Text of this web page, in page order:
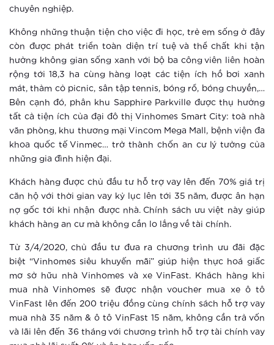
chuyên nghiệp.
Không những thuận tiện cho việc đi học, trẻ em sống ở đây
còn được phát triển toàn diện trí tuệ và thể chất khi tận
hưởng không gian sống xanh với bộ ba công viên liên hoàn
rộng tới 18,3 ha cùng hàng loạt các tiện ích hồ bơi xanh
mát, thảm cỏ picnic, sân tập tennis, bóng rổ, bóng chuyền,…
Bên cạnh đó, phân khu Sapphire Parkville được thụ hưởng
tất cả tiện ích của đại đô thị Vinhomes Smart City: toà nhà
văn phòng, khu thương mại Vincom Mega Mall, bệnh viện đa
khoa quốc tế Vinmec… trở thành chốn an cư lý tưởng của
những gia đình hiện đại.
Khách hàng được chủ đầu tư hỗ trợ vay lên đến 70% giá trị
căn hộ với thời gian vay kỷ lục lên tới 35 năm, được ân hạn
nợ gốc tới khi nhận được nhà. Chính sách ưu việt này giúp
khách hàng an cư mà không cần lo lắng về tài chính.
Từ 3/4/2020, chủ đầu tư đưa ra chương trình ưu đãi đặc
biệt “Vinhomes siêu khuyến mãi” giúp hiện thực hoá giấc
mơ sở hữu nhà Vinhomes và xe VinFast. Khách hàng khi
mua nhà Vinhomes sẽ được nhận voucher mua xe ô tô
VinFast lên đến 200 triệu đồng cùng chính sách hỗ trợ vay
mua nhà 35 năm & ô tô VinFast 15 năm, không cần trả vốn
và lãi lên đến 36 tháng với chương trình hỗ trợ tài chính vay
So sánh Căn hộ thông minh với Đô thị
thông minh
Xem thêm
4 yếu tố “smart” tạo chuẩn sống mới
chưa từng có tại Vinhomes Smart
City
Xem thêm
5 thay đổi tuyệt vời khi sống tại
Vinhomes Smart City
Xem thêm
Trải nghiệm sống thời thượng thời
đại 4.0 tại đô thị thông minh của
Vingroup
Điểm danh 3 đô thị thông minh hàng
đầu Châu Á